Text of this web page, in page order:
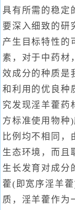
具有所需的稳定
要深入细致的研
产生目标特性的
素，对于中药材
效成分的种质是
和利用的优良种
究发现淫羊藿药
方标准使用物种
比例均不相同，
生态环境，而且
生长发育对成分
藿(即宽序淫羊
质，淫羊藿作为